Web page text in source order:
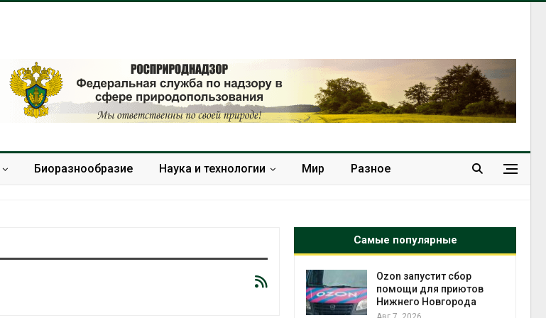
Биоразнообразие Наука и технологии Мир Разное
Самые популярные
экологический контроль
Ozon запустит сбор
помощи для приютов
Нижнего Новгорода